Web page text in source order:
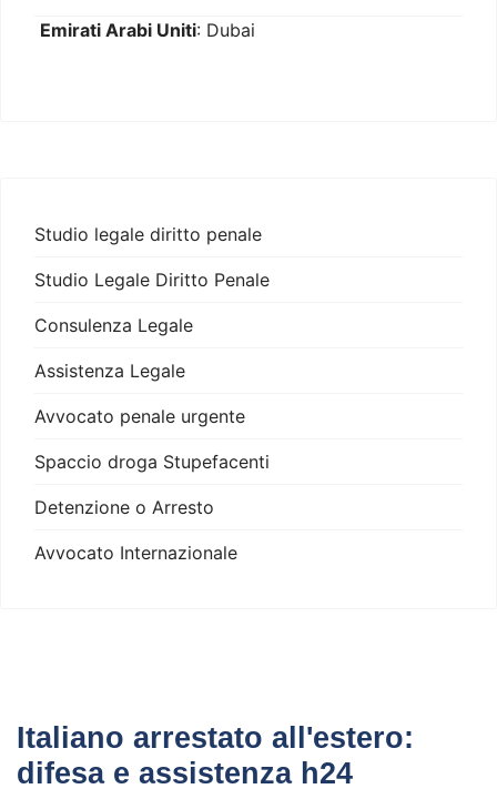
Emirati Arabi Uniti: Dubai
Studio legale diritto penale
Studio Legale Diritto Penale
Consulenza Legale
Assistenza Legale
Avvocato penale urgente
Spaccio droga Stupefacenti
Detenzione o Arresto
Avvocato Internazionale
Italiano arrestato all'estero:
difesa e assistenza h24